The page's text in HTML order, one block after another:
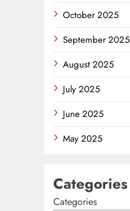
October 2025
September 2025
August 2025
July 2025
June 2025
May 2025
Categories
Categories